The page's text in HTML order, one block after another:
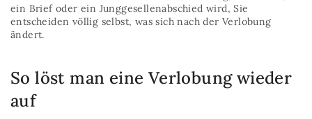
ein Brief oder ein Junggesellenabschied wird, Sie
entscheiden völlig selbst, was sich nach der Verlobung
ändert.
So löst man eine Verlobung wieder
auf